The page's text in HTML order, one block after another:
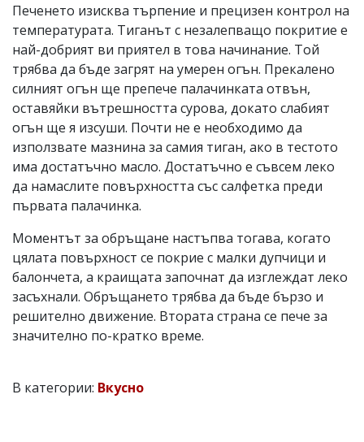
Печенето изисква търпение и прецизен контрол на
температурата. Тиганът с незалепващо покритие е
най-добрият ви приятел в това начинание. Той
трябва да бъде загрят на умерен огън. Прекалено
силният огън ще препече палачинката отвън,
оставяйки вътрешността сурова, докато слабият
огън ще я изсуши. Почти не е необходимо да
използвате мазнина за самия тиган, ако в тестото
има достатъчно масло. Достатъчно е съвсем леко
да намаслите повърхността със салфетка преди
първата палачинка.
Моментът за обръщане настъпва тогава, когато
цялата повърхност се покрие с малки дупчици и
балончета, а краищата започнат да изглеждат леко
засъхнали. Обръщането трябва да бъде бързо и
решително движение. Втората страна се пече за
значително по-кратко време.
В категории: Вкусно